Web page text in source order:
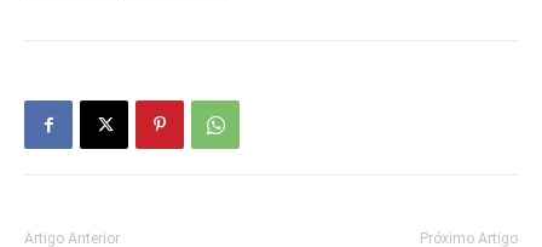
Artigo Anterior Próximo Artigo